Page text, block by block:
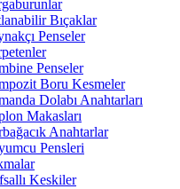
Bıçaklar
Penseler
Penseler
Boru Kesmeler
Dolabı Anahtarları
Makasları
Anahtarlar
Pensleri
Keskiler